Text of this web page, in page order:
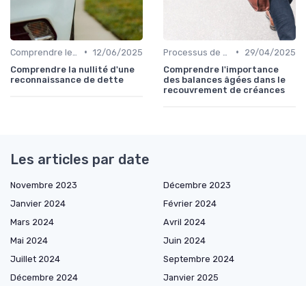
• 12/06/2025
Comprendre la nullité d'une
reconnaissance de dette
•
29/04/2025
Comprendre l'importance
des balances âgées dans le
recouvrement de créances
Les articles par date
Novembre 2023
Décembre 2023
Janvier 2024
Février 2024
Mars 2024
Avril 2024
Mai 2024
Juin 2024
Juillet 2024
Septembre 2024
Décembre 2024
Janvier 2025